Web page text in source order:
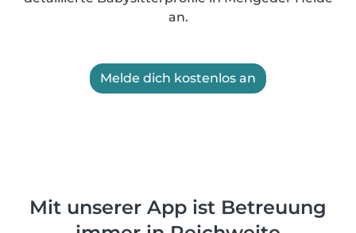
an.
Melde dich kostenlos an
Mit unserer App ist Betreuung